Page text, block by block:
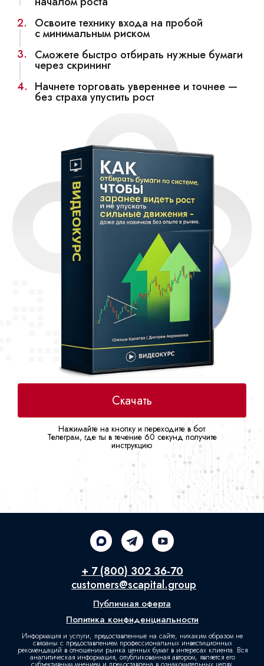
Освоите технику входа на пробой
с минимальным риском
Сможете быстро отбирать нужные бумаги
через скрининг
Начнете торговать увереннее и точнее —
без страха упустить рост
2.
3.
4.
Нажимайте на кнопку и переходите в бот
Телеграм, где ты в течение 60 секунд получите
инструкцию
Скачать
Информация и услуги, предоставленные на сайте, никаким образом не
связаны с предоставлением профессиональных инвестиционных
рекомендаций в отношении рынка ценных бумаг в интересах клиента. Вся
аналитическая информация, опубликованная автором, является его
customers@scapital.group
+ 7 (800) 302 36-70
Публичная оферта
Политика конфиденциальности